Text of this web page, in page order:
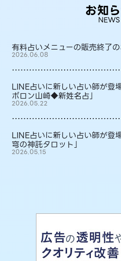
お知NEWS
有料占いメニューの販売終了
2026.06.08
LINE占いに新しい占い師が登
ポロン山崎◆新姓名占」
2026.05.22
LINE占いに新しい占い師が
穹の神託タロット」
2026.05.15